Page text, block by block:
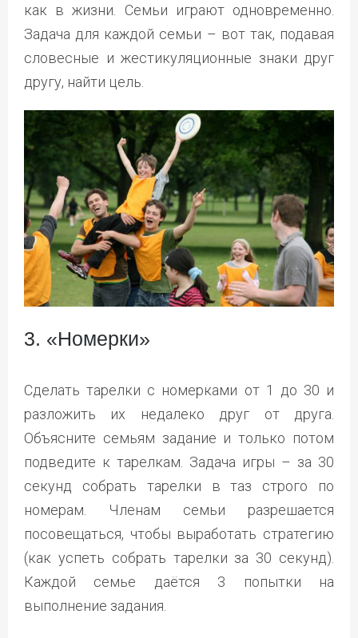
как в жизни. Семьи играют одновременно.
Задача для каждой семьи – вот так, подавая
словесные и жестикуляционные знаки друг
другу, найти цель.
3. «Номерки»
Сделать тарелки с номерками от 1 до 30 и
разложить их недалеко друг от друга.
Объясните семьям задание и только потом
подведите к тарелкам. Задача игры – за 30
секунд собрать тарелки в таз строго по
номерам. Членам семьи разрешается
посовещаться, чтобы выработать стратегию
(как успеть собрать тарелки за 30 секунд).
Каждой семье даётся 3 попытки на
выполнение задания.